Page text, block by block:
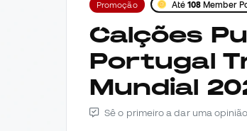
Promoção Até 108 Member
Calções Puma
Portugal
Mundial
Sê o primeiro a dar uma opinião